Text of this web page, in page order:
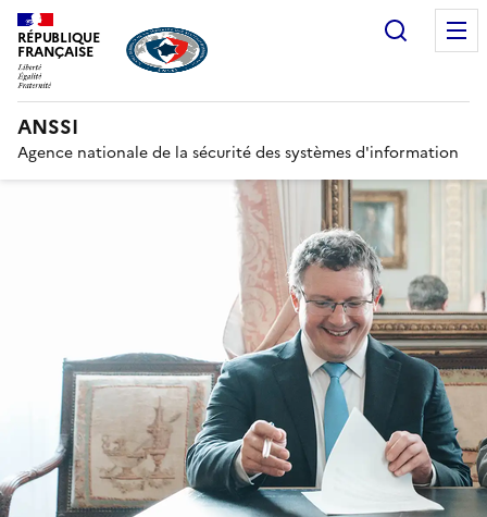
RÉPUBLIQUE
FRANÇAISE
ANSSI
Agence nationale de la sécurité des systèmes d'information